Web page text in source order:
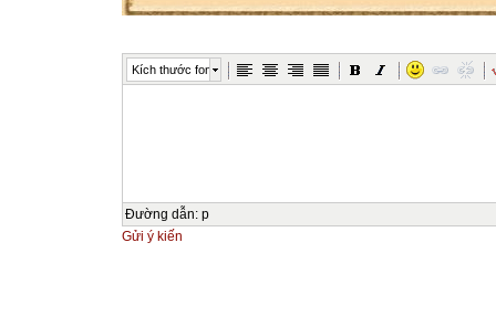
Kích thước font
Đường dẫn: p
Gửi ý kiến